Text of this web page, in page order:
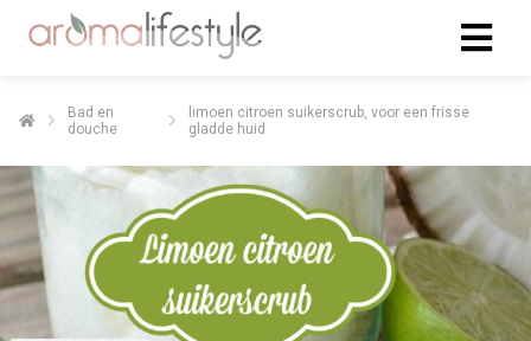
Bad en
douche
limoen citroen suikerscrub, voor een frisse
gladde huid